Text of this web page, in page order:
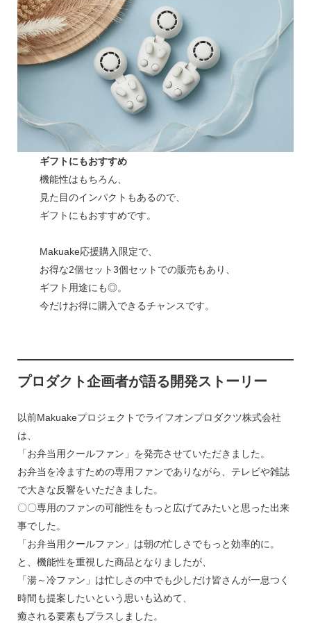
ギフトにもおすすめ
機能性はもちろん、
見た目のインパクトもあるので、
ギフトにもおすすめです。
Makuake応援購入限定で、
お得な2個セット3個セットでの販売もあり、
ギフト用途にも◎。
今だけお得に購入できるチャンスです。
プロダクト企画者が語る開発ストーリー
以前Makuakeプロジェクトでライフオンプロダクツ株式会社
は、
「お弁当用クールファン」を発売させていただきました。
お弁当を冷ますための専用ファンでありながら、テレビや雑誌
で大きな反響をいただきました。
〇〇専用のファンの可能性をもっと広げてみたいと思った出来
事でした。
「お弁当用クールファン」は朝の忙しさでもっと効率的に。
と、機能性を重視した商品となりましたが、
「湯～冷ファン」は忙しさの中でも少しだけ皆さんが一息つく
時間も提案したいという思いも込めて、
癒される要素もプラスしました。